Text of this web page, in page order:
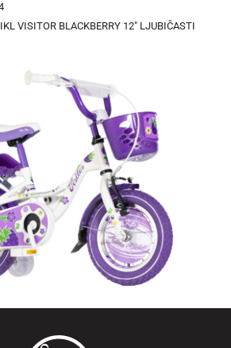
VISITOR BLACKBERRY 12" LJUBIČASTI